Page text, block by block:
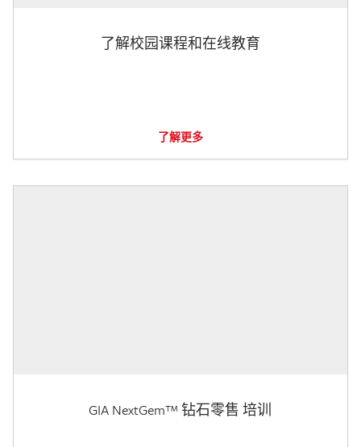
了解校园课程和在线教育
了解更多
GIA NextGem™ 钻石零售 培训